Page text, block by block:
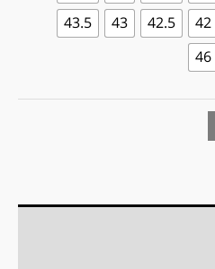
42
42.5
43
43.5
46